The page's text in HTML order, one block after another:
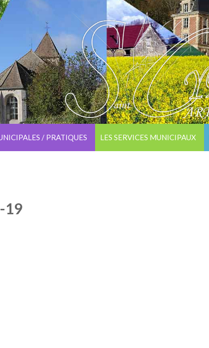
/ PRATIQUES LES SERVICES MUNICIPAUX
19